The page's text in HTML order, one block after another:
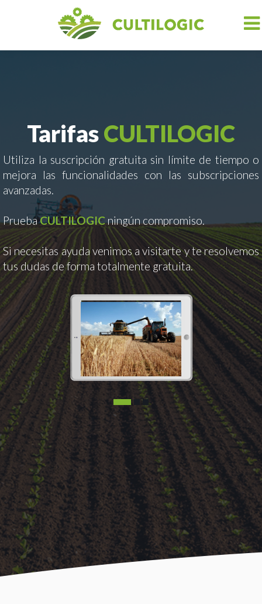
TarifasCULTILOGIC
Utiliza la suscripción gratuita sin límite de tiempo o
mejora las funcionalidades con las subscripciones
avanzadas.
PruebaCULTILOGICningún compromiso.
Si necesitas ayuda venimos a visitarte y te resolvemos
tus dudas de forma totalmente gratuita.